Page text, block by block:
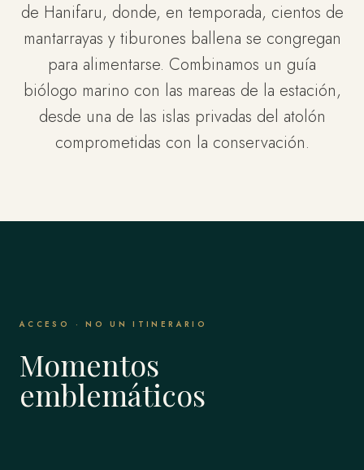
de Hanifaru, donde, en temporada, cientos de
mantarrayas y tiburones ballena se congregan
para alimentarse. Combinamos un guía
biólogo marino con las mareas de la estación,
desde una de las islas privadas del atolón
comprometidas con la conservación.
ACCESO · NO UN ITINERARIO
Momentos
emblemáticos